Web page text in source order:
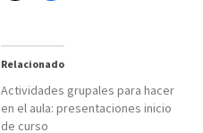
Relacionado
Actividades grupales para hacer
en el aula: presentaciones inicio
de curso